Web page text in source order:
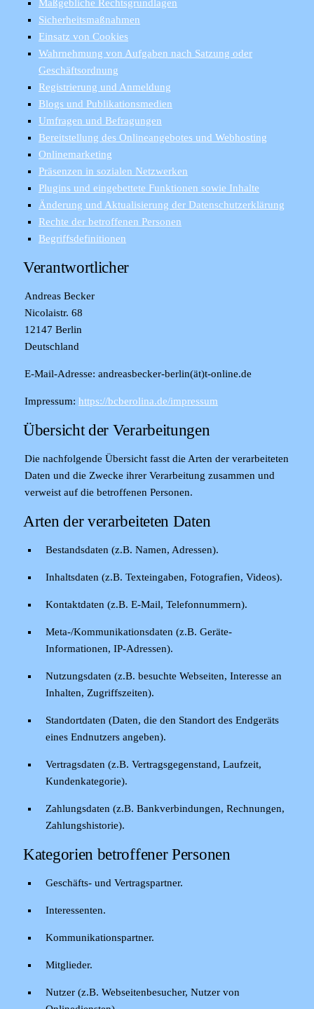
Maßgebliche Rechtsgrundlagen
Sicherheitsmaßnahmen
Einsatz von Cookies
Wahrnehmung von Aufgaben nach Satzung oder
Geschäftsordnung
Registrierung und Anmeldung
Blogs und Publikationsmedien
Umfragen und Befragungen
Bereitstellung des Onlineangebotes und Webhosting
Onlinemarketing
Präsenzen in sozialen Netzwerken
Plugins und eingebettete Funktionen sowie Inhalte
Änderung und Aktualisierung der Datenschutzerklärung
Rechte der betroffenen Personen
Begriffsdefinitionen
Verantwortlicher
Andreas Becker
Nicolaistr. 68
12147 Berlin
Deutschland
E-Mail-Adresse: andreasbecker-berlin(ät)t-online.de
Impressum: https://bcberolina.de/impressum
Übersicht der Verarbeitungen
Die nachfolgende Übersicht fasst die Arten der verarbeiteten
Daten und die Zwecke ihrer Verarbeitung zusammen und
verweist auf die betroffenen Personen.
Arten der verarbeiteten Daten
Bestandsdaten (z.B. Namen, Adressen).
Inhaltsdaten (z.B. Texteingaben, Fotografien, Videos).
Kontaktdaten (z.B. E-Mail, Telefonnummern).
Meta-/Kommunikationsdaten (z.B. Geräte-
Informationen, IP-Adressen).
Nutzungsdaten (z.B. besuchte Webseiten, Interesse an
Inhalten, Zugriffszeiten).
Standortdaten (Daten, die den Standort des Endgeräts
eines Endnutzers angeben).
Vertragsdaten (z.B. Vertragsgegenstand, Laufzeit,
Kundenkategorie).
Zahlungsdaten (z.B. Bankverbindungen, Rechnungen,
Zahlungshistorie).
Kategorien betroffener Personen
Geschäfts- und Vertragspartner.
Interessenten.
Kommunikationspartner.
Mitglieder.
Nutzer (z.B. Webseitenbesucher, Nutzer von